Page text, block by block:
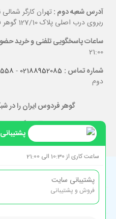
آدرس شعبه دوم :تهران کارگر شمالی
ربروی درب اصلی پلاک 127/10 گوهر فردوس ایران
ساعات پاسخگویی تلفنی و خرید
21:00
شماره تماس : 02188952085
-
دوم
گوهر فردوس ایران را در
حساب کاربری
راهنمای مشتریان
ساعت کاری از 10:30 الی 21:00
پشتیبانی سایت
فروش و پشتیبانی